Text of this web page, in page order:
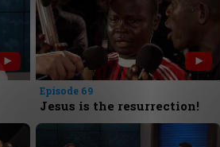
Episode 69
Jesus is the resurrection!